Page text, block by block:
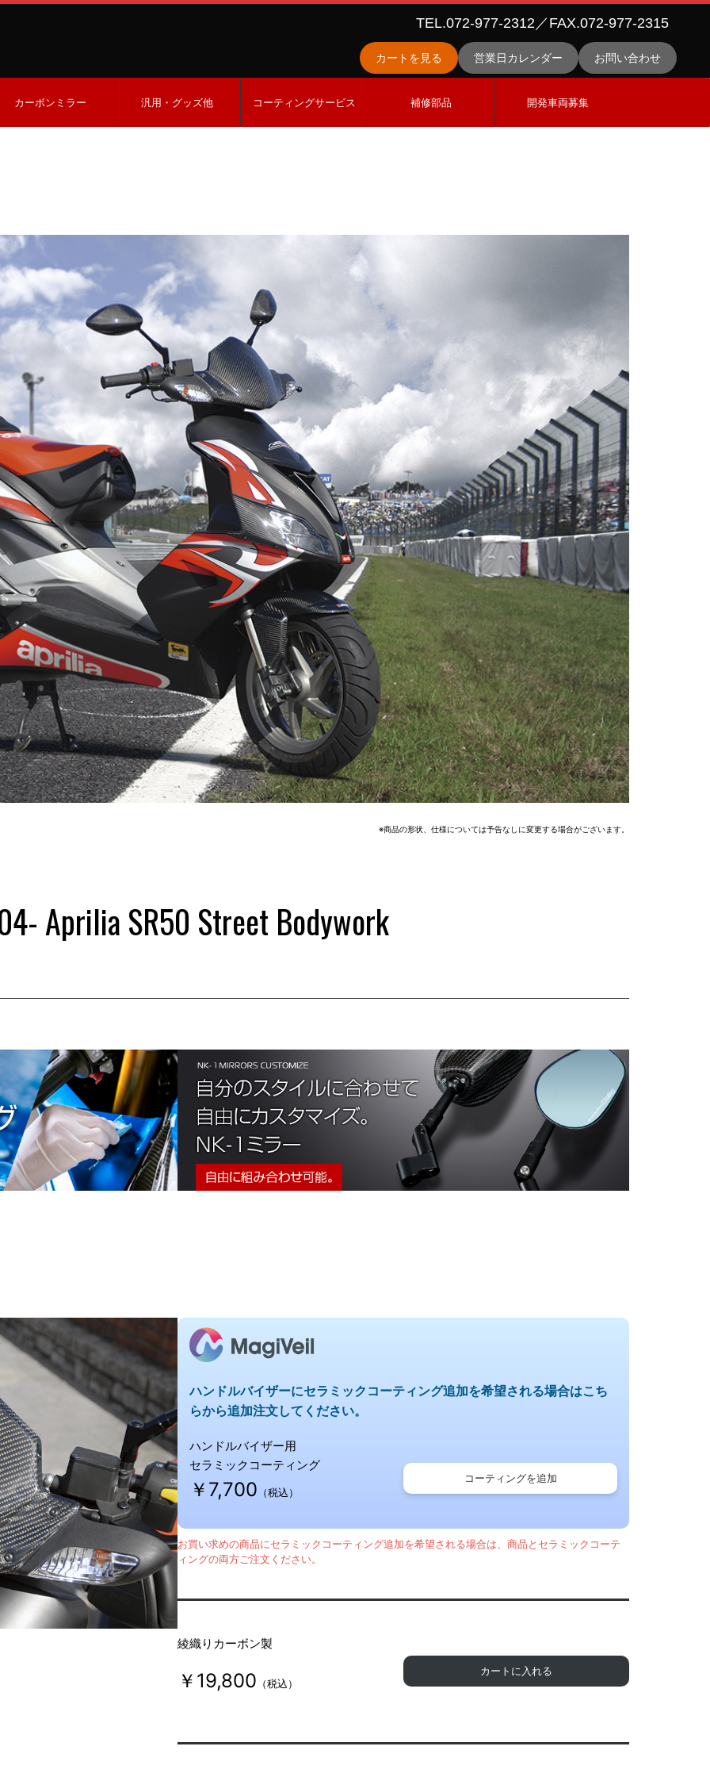
TEL.072-977-2312／FAX.072-977-2315
カートを見る 営業日カレンダー お問い合わせ
カーボンミラー 汎用・グッズ他 コーティングサービス 補修部品 開発車両募集
※商品の形状、仕様については予告なしに変更する場合がございます。
Aprilia SR50 Street Bodywork
ハンドルバイザーにセラミックコーティング追加を希望される場合はこち
らから追加注文してください。
ハンドルバイザー用
セラミックコーティング
￥7,700 （税込）
コーティングを追加
お買い求めの商品にセラミックコーティング追加を希望される場合は、商品とセラミックコーテ
ィングの両方ご注文ください。
綾織りカーボン製
￥19,800 （税込）
カートに入れる